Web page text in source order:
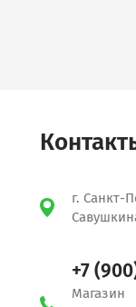
г. Санкт-
+7
Магазин